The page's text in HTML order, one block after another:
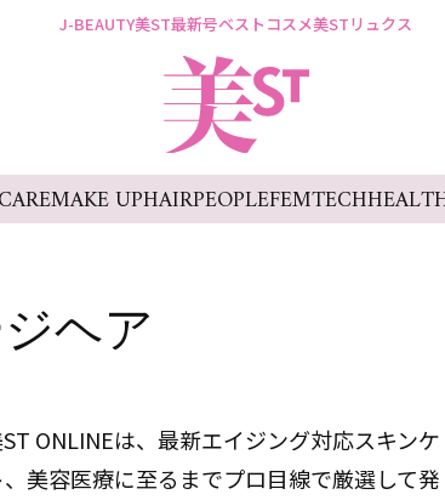
J-BEAUTY美ST最新号ベストコスメ美STリュクス
MAKE UPHAIRPEOPLEFEMTECH
ヘア
ONLINEは、最新エイジング対応スキンケ
美容医療に至るまでプロ目線で厳選して発